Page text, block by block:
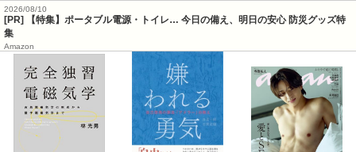
2026/08/10
[PR] 【特集】ポータブル電源・トイレ… 今日の備え、明日の安心 防災グッズ特
集
Amazon